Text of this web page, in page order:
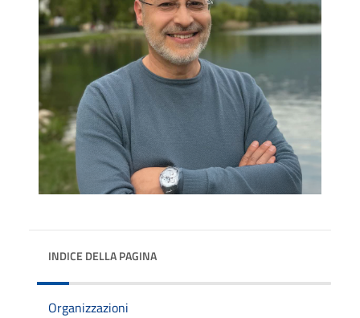
INDICE DELLA PAGINA
Organizzazioni